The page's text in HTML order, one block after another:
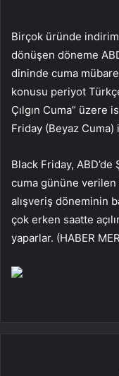
Birçok üründe indirim
dönüşen döneme
dininde cuma
konusu periyot
Çılgın Cuma” üzere
Friday (Beyaz Cuma)
Black Friday,
cuma gününe verilen
alışveriş döneminin
çok erken saatte
yaparlar. (HABER